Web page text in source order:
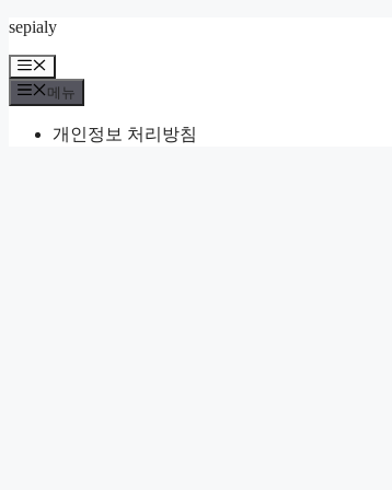
컨
츠
로
sepialy
메
뉴
메뉴
개인정보 처리방침